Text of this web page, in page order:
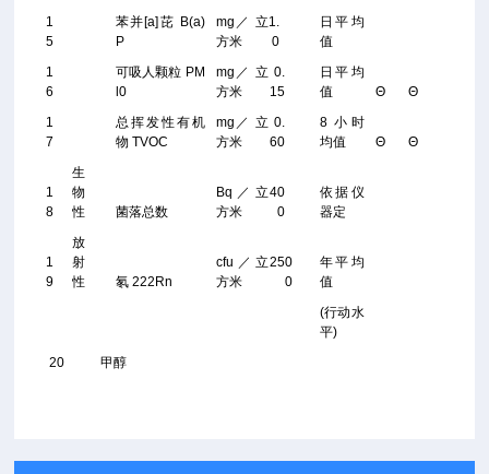
1
5
苯并[a]芘 B(a)
P
mg／ 立
方米
1.
0
日平均
值
1
6
可吸人颗粒 PM
l0
mg／ 立
方米
0.
15
日平均
值
Θ
Θ
1
7
总挥发性有机
物 TVOC
mg／ 立
方米
0.
60
8 小时
均值
Θ Θ
1
8
生
物
性
菌落总数
Bq／立
方米
40
0
依据仪
器定
1
9
放
射
性
氡 222Rn
cfu／立
方米
250
0
年平均
值
(行动水
平)
20 甲醇